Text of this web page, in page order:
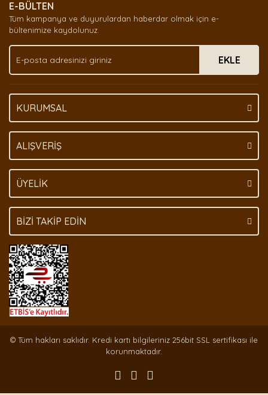
Ürün açıklamasında eksik bilgiler bulunuyor.
Ürün bilgilerinde hatalar bulunuyor.
Ürün fiyatı diğer sitelerden daha pahalı.
Bu ürüne benzer farklı alternatifler olmalı.
E-BÜLTEN
Tüm kampanya ve duyurulardan haberdar olmak için e-
bültenimize kaydolunuz.
EKLE
KURUMSAL
ALIŞVERİŞ
ÜYELİK
BİZİ TAKİP EDİN
© Tüm hakları saklıdır. Kredi kartı bilgileriniz 256bit SSL sertifikası ile
korunmaktadır.